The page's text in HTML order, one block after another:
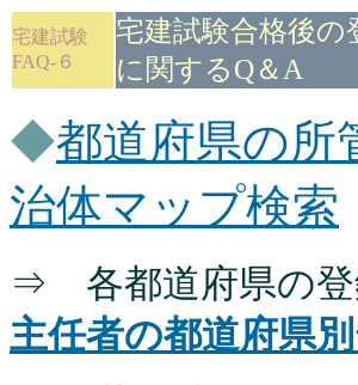
宅建試験
FAQ-６
宅建試験合格後の
に関するQ＆A
◆都道府県の所
治体マップ検索
⇒ 各都道府県の登
主任者の都道府県